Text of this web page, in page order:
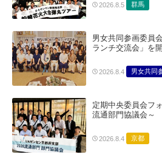
2026.8.5 群馬
男女共同参画委員
ランチ交流会」を
2026.8.4 男女共同
定期中央委員会フ
流通部門協議会～
2026.8.4 京都